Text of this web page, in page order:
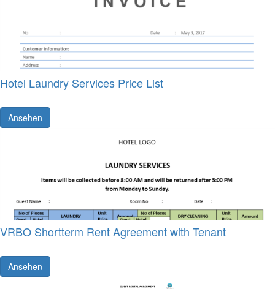
Hotel Laundry Services Price List
Ansehen
VRBO Shortterm Rent Agreement with Tenant
Ansehen